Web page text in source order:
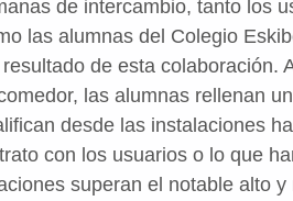
de intercambio, tanto los
las alumnas del Colegio
de esta colaboración.
las alumnas rellenan
desde las instalaciones
con los usuarios o lo que
superan el notable alto y